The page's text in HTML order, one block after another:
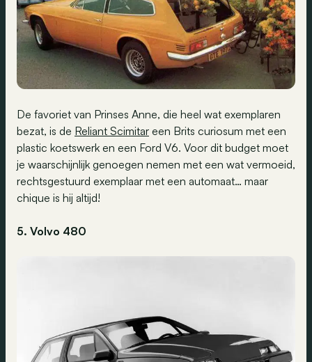
De favoriet van Prinses Anne, die heel wat exemplaren
bezat, is de Reliant Scimitar een Brits curiosum met een
plastic koetswerk en een Ford V6. Voor dit budget moet
je waarschijnlijk genoegen nemen met een wat vermoeid,
rechtsgestuurd exemplaar met een automaat… maar
chique is hij altijd!
5. Volvo 480